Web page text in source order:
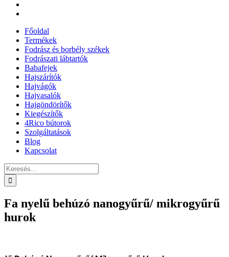
Főoldal
Termékek
Fodrász és borbély székek
Fodrászati lábtartók
Babafejek
Hajszárítók
Hajvágók
Hajvasalók
Hajgöndörítők
Kiegészítők
4Rico bútorok
Szolgáltatások
Blog
Kapcsolat
Keresés...
Fa nyelű behúzó nanogyűrű/ mikrogyűrű
hurok